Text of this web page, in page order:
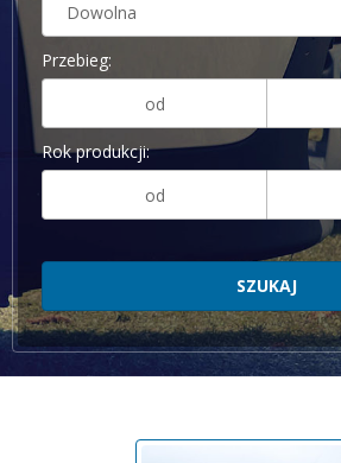
Dowolna
Przebieg:
Rok produkcji: